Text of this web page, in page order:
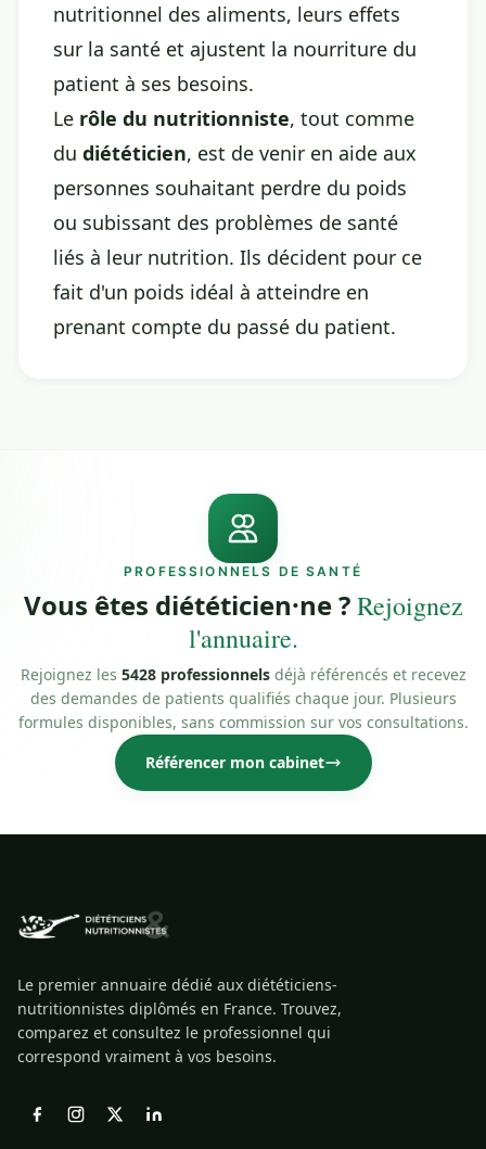
nutritionnel des aliments, leurs effets
sur la santé et ajustent la nourriture du
patient à ses besoins.
Le rôle du nutritionniste, tout comme
du diététicien, est de venir en aide aux
personnes souhaitant perdre du poids
ou subissant des problèmes de santé
liés à leur nutrition. Ils décident pour ce
fait d'un poids idéal à atteindre en
prenant compte du passé du patient.
PROFESSIONNELS DE SANTÉ
Vous êtes diététicien·ne ?Rejoignez
l'annuaire.
Rejoignez les 5428 professionnelsdéjà référencés et recevez
des demandes de patients qualifiés chaque jour. Plusieurs
formules disponibles, sans commission sur vos consultations.
Référencer mon cabinet
Le premier annuaire dédié aux diététiciens-
nutritionnistes diplômés en France. Trouvez,
comparez et consultez le professionnel qui
correspond vraiment à vos besoins.